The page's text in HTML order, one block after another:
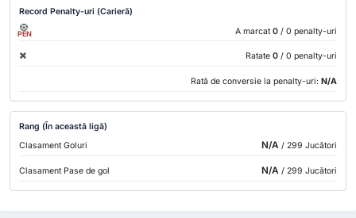
Record Penalty-uri (Carieră)
PEN A marcat 0 / 0 penalty-uri
Ratate 0 / 0 penalty-uri
Rată de conversie la penalty-uri: N/A
Rang (În această ligă)
Clasament Goluri
N/A / 299 Jucători
Clasament Pase de gol N/A / 299 Jucători